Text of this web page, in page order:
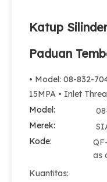
Katup
Paduan
• Model: 08-832-
15MPA • Inlet
Model:
Merek:
Kode:
as
Kuantitas: